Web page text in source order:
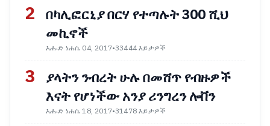
2 በካሊፎርኒያ በርሃ የተጣሉት 300 ሺህ
መኪኖች
እሑድ ነሐሴ 04, 2017•33444 እይታዎች
3
ያላትን ንብረት ሁሉ በመሸጥ የብዙዎች
እናት የሆነችው አንያ ሪንግረን ሎቨን
እሑድ ነሐሴ 18, 2017•31478 እይታዎች